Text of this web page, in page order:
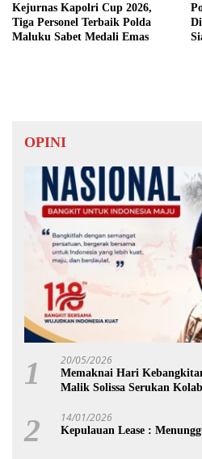
Kejurnas Kapolri Cup 2026,
Tiga Personel Terbaik Polda
Maluku Sabet Medali Emas
OPINI
1 20/05/2026
Memaknai Hari
Malik Solissa Serukan
2 14/01/2026
Kepulauan Lease :